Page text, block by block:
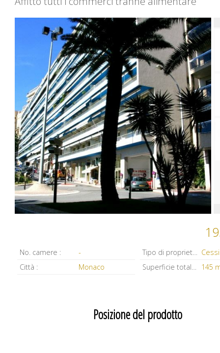
No. camere : -
Tipo di proprietà :
Città :
Monaco Superficie totale : 145
Posizione del prodotto